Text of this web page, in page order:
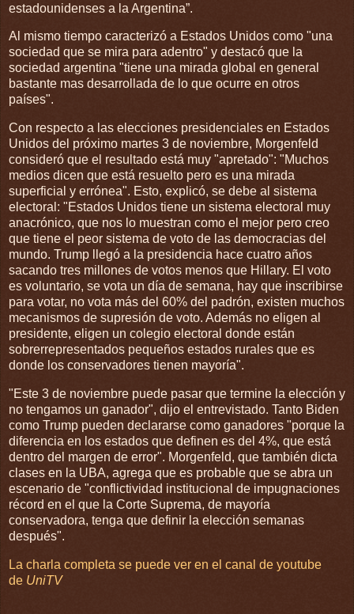
estadounidenses a la Argentina”.
Al mismo tiempo caracterizó a Estados Unidos como "una
sociedad que se mira para adentro" y destacó que la
sociedad argentina "tiene una mirada global en general
bastante mas desarrollada de lo que ocurre en otros
países".
Con respecto a las elecciones presidenciales en Estados
Unidos del próximo martes 3 de noviembre, Morgenfeld
consideró que el resultado está muy "apretado": "Muchos
medios dicen que está resuelto pero es una mirada
superficial y errónea". Esto, explicó, se debe al sistema
electoral: "Estados Unidos tiene un sistema electoral muy
anacrónico, que nos lo muestran como el mejor pero creo
que tiene el peor sistema de voto de las democracias del
mundo. Trump llegó a la presidencia hace cuatro años
sacando tres millones de votos menos que Hillary. El voto
es voluntario, se vota un día de semana, hay que inscribirse
para votar, no vota más del 60% del padrón, existen muchos
mecanismos de supresión de voto. Además no eligen al
presidente, eligen un colegio electoral donde están
sobrerrepresentados pequeños estados rurales que es
donde los conservadores tienen mayoría".
"Este 3 de noviembre puede pasar que termine la elección y
no tengamos un ganador", dijo el entrevistado. Tanto Biden
como Trump pueden declararse como ganadores "porque la
diferencia en los estados que definen es del 4%, que está
dentro del margen de error". Morgenfeld, que también dicta
clases en la UBA, agrega que es probable que se abra un
escenario de "conflictividad institucional de impugnaciones
récord en el que la Corte Suprema, de mayoría
conservadora, tenga que definir la elección semanas
después".
La charla completa se puede ver en el canal de youtube
de UniTV